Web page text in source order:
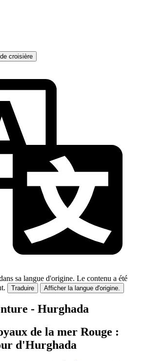
croisière
sa langue d'origine. Le contenu a été
Traduire Afficher la langue d'origine.
- Hurghada
de la mer Rouge :
d'Hurghada